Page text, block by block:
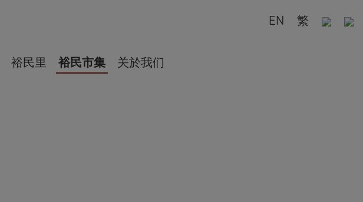
EN 繁
裕民里 裕民市集 关於我们